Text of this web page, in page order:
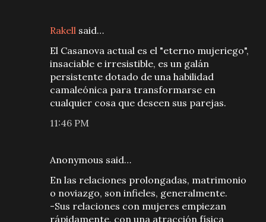
Rakell said…
El Casanova actual es el "eterno mujeriego",
insaciable e irresistible, es un galán
persistente dotado de una habilidad
camaleónica para transformarse en
cualquier cosa que deseen sus parejas.
11:46 PM
Anonymous said…
En las relaciones prolongadas, matrimonio
o noviazgo, son infieles, generalmente.
-Sus relaciones con mujeres empiezan
rápidamente, con una atracción física